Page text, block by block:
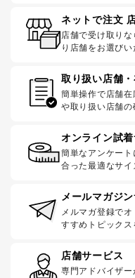
ネットで注文
店舗で受け取り
り店舗をお選びい
取り扱い店舗
簡単操作で店舗
や取り扱い店舗の
オンライン試
簡単なアンケー
合った最適なサイ
メールマガジ
メルマガ登録で
すすめトピックス
店舗サービス
専門アドバイザー